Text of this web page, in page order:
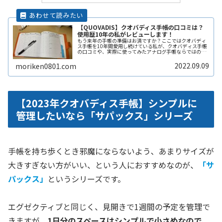
【QUOVADIS】クオバディス手帳の口コミは？
使用歴10年の私がレビューします！
もう来年の手帳の準備はお済ですか？ここではクオバディ
ス手帳を10年間愛用し続けている私が、クオバディス手帳
の口コミや、実際に使ってみたアナログ手帳ならではの良
ちょっと違ったものを持ち歩きたいですよね。
moriken0801.com 2022.09.09
【2023年クオバディス手帳】シンプルに
管理したいなら「サパックス」シリーズ
手帳を持ち歩くとき邪魔にならないよう、あまりサイズが
大きすぎない方がいい、という人におすすめなのが、
「サ
パックス」 というシリーズです。
エグゼクティブと同じく、見開きで1週間の予定を管理で